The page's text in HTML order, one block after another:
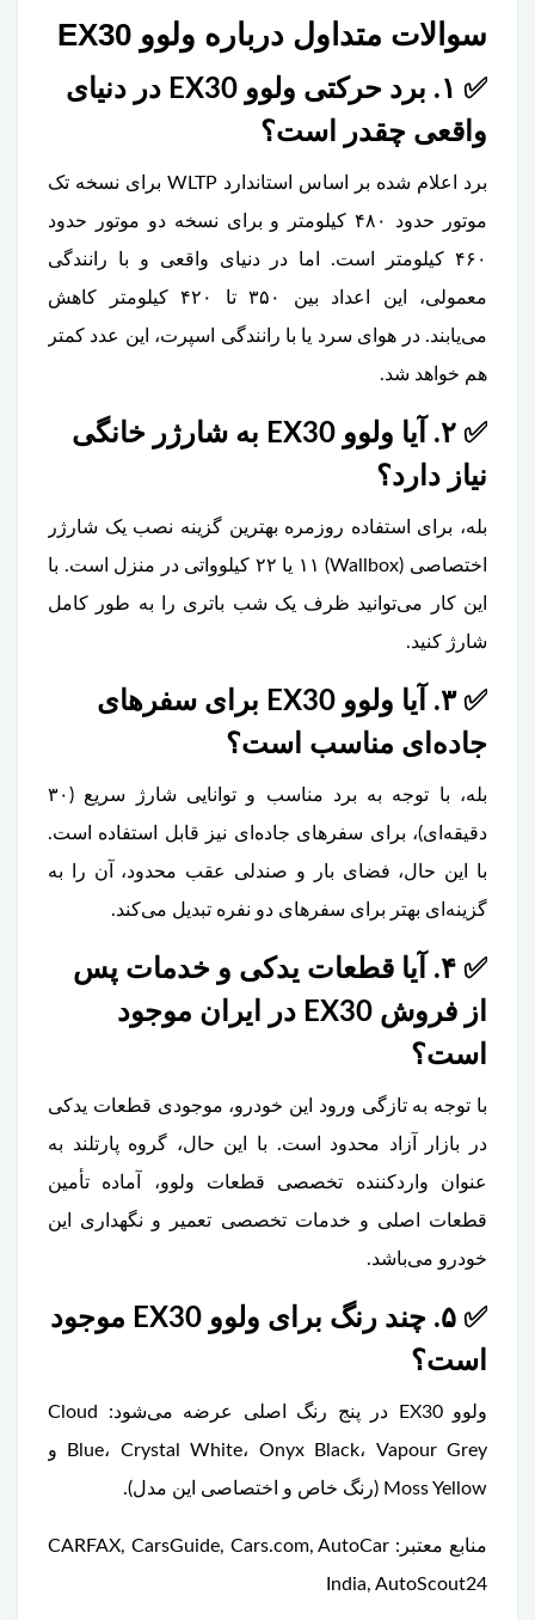
سوالات متداول درباره ولوو EX30
✅ ۱. برد حرکتی ولوو EX30 در دنیای
واقعی چقدر است؟
برد اعلام شده بر اساس استاندارد WLTP برای نسخه تک
موتور حدود ۴۸۰ کیلومتر و برای نسخه دو موتور حدود
۴۶۰ کیلومتر است. اما در دنیای واقعی و با رانندگی
معمولی، این اعداد بین ۳۵۰ تا ۴۲۰ کیلومتر کاهش
می‌یابند. در هوای سرد یا با رانندگی اسپرت، این عدد کمتر
هم خواهد شد.
✅ ۲. آیا ولوو EX30 به شارژر خانگی
نیاز دارد؟
بله، برای استفاده روزمره بهترین گزینه نصب یک شارژر
اختصاصی (Wallbox) ۱۱ یا ۲۲ کیلوواتی در منزل است. با
این کار می‌توانید ظرف یک شب باتری را به طور کامل
شارژ کنید.
✅ ۳. آیا ولوو EX30 برای سفرهای
جاده‌ای مناسب است؟
بله، با توجه به برد مناسب و توانایی شارژ سریع (۳۰
دقیقه‌ای)، برای سفرهای جاده‌ای نیز قابل استفاده است.
با این حال، فضای بار و صندلی عقب محدود، آن را به
گزینه‌ای بهتر برای سفرهای دو نفره تبدیل می‌کند.
✅ ۴. آیا قطعات یدکی و خدمات پس
از فروش EX30 در ایران موجود
است؟
با توجه به تازگی ورود این خودرو، موجودی قطعات یدکی
در بازار آزاد محدود است. با این حال، گروه پارتلند به
عنوان واردکننده تخصصی قطعات ولوو، آماده تأمین
قطعات اصلی و خدمات تخصصی تعمیر و نگهداری این
خودرو می‌باشد.
✅ ۵. چند رنگ برای ولوو EX30 موجود
است؟
ولوو EX30 در پنج رنگ اصلی عرضه می‌شود: Cloud
Blue، Crystal White، Onyx Black، Vapour Grey و
Moss Yellow (رنگ خاص و اختصاصی این مدل).
منابع معتبر: CARFAX, CarsGuide, Cars.com, AutoCar
India, AutoScout24